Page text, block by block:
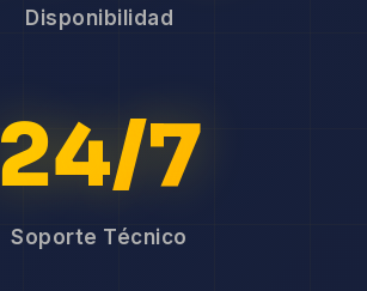
Disponibilidad
24/7
Soporte Técnico